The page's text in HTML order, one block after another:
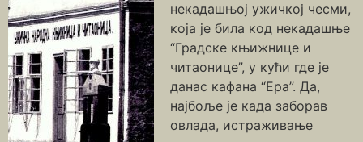
некадашњој ужичкој чесми,
која је била код некадашње
“Градске књижнице и
читаонице”, у кући где је
данас кафана “Ера”. Да,
најбоље је када заборав
овлада, истраживање